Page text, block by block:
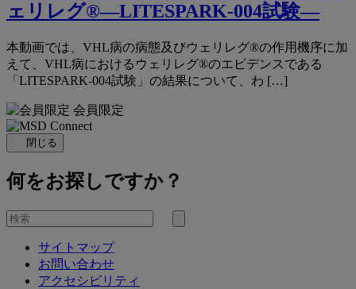
ェリレグ®―LITESPARK-004試験―
本動画では、VHL病の病態及びウェリレグ®の作用機序に加
えて、VHL病におけるウェリレグ®のエビデンスである
「LITESPARK-004試験」の結果について、わ […]
会員限定
閉じる
何をお探しですか？
を
検
サイトマップ
お問い合わせ
アクセシビリティ